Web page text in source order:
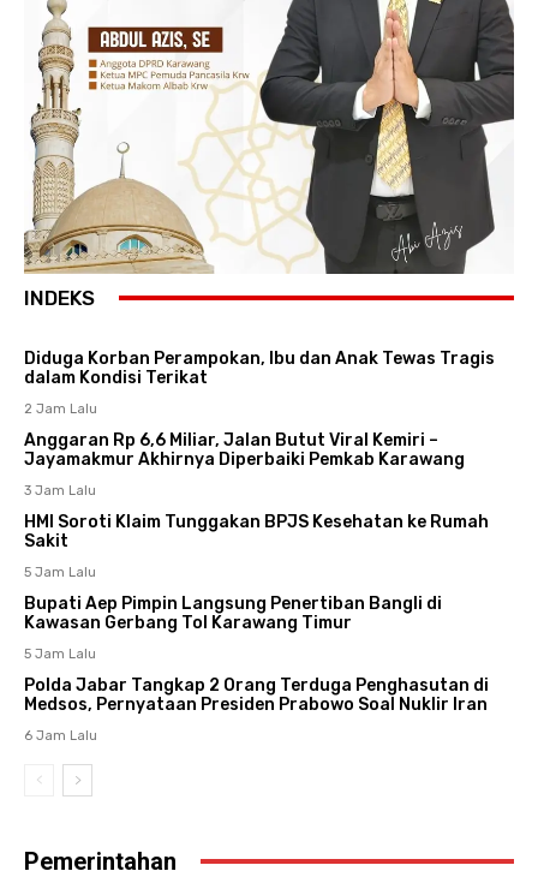
INDEKS
Diduga Korban Perampokan, Ibu dan Anak Tewas Tragis
dalam Kondisi Terikat
2 Jam Lalu
Anggaran Rp 6,6 Miliar, Jalan Butut Viral Kemiri –
Jayamakmur Akhirnya Diperbaiki Pemkab Karawang
3 Jam Lalu
HMI Soroti Klaim Tunggakan BPJS Kesehatan ke Rumah
Sakit
5 Jam Lalu
Bupati Aep Pimpin Langsung Penertiban Bangli di
Kawasan Gerbang Tol Karawang Timur
5 Jam Lalu
Polda Jabar Tangkap 2 Orang Terduga Penghasutan di
Medsos, Pernyataan Presiden Prabowo Soal Nuklir Iran
6 Jam Lalu
Pemerintahan